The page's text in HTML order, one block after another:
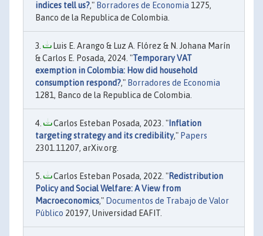
indices tell us?," Borradores de Economia 1275,
Banco de la Republica de Colombia.
Luis E. Arango & Luz A. Flórez & N. Johana Marín
& Carlos E. Posada, 2024. "Temporary VAT
exemption in Colombia: How did household
consumption respond?," Borradores de Economia
1281, Banco de la Republica de Colombia.
Carlos Esteban Posada, 2023. "Inflation
targeting strategy and its credibility," Papers
2301.11207, arXiv.org.
Carlos Esteban Posada, 2022. "Redistribution
Policy and Social Welfare: A View from
Macroeconomics," Documentos de Trabajo de Valor
Público 20197, Universidad EAFIT.